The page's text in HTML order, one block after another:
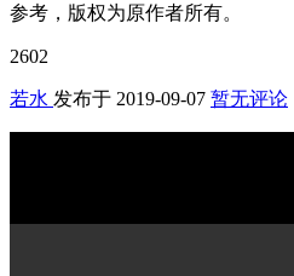
参考，版权为原作者所有。
2602
若水 发布于 2019-09-07 暂无评论